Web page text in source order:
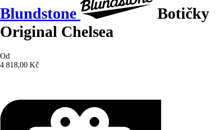
Blundstone
Botičky
Original Chelsea
Od
4 818,00 Kč